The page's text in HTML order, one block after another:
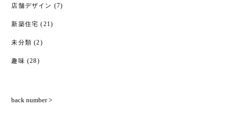
店舗デザイン (7)
新築住宅 (21)
未分類 (2)
趣味 (28)
back number >